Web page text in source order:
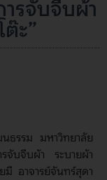
รจับจีบผ้า
ะ”
รรม มหาวิทยาลัย
จับจีบผ้า ระบายผ้า
มี อาจารย์จันทร์สุดา